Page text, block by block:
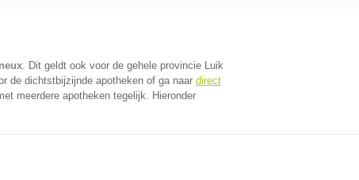
. Dit geldt ook voor de gehele provincie Luik
de dichtstbijzijnde apotheken of ga naar direct
meerdere apotheken tegelijk. Hieronder